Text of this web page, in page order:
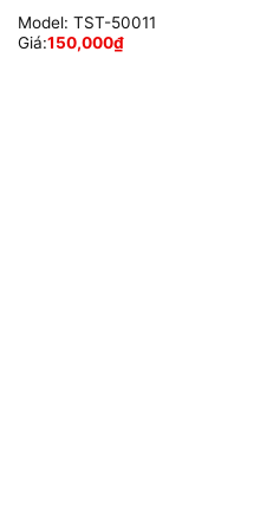
Model: TST-50011
Giá:150,000₫